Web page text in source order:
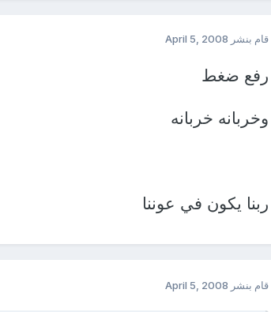
قام بنشر April 5, 2008
رفع ضغط
وخربانه خربانه
ربنا يكون في عوننا
قام بنشر April 5, 2008